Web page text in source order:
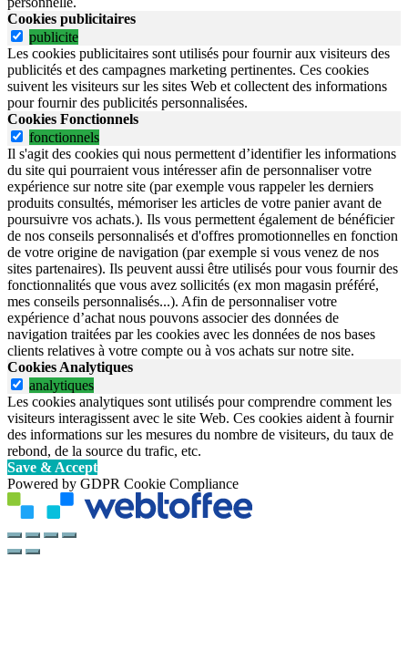
Cookies publicitaires
publicite
Les cookies publicitaires sont utilisés pour fournir aux visiteurs des
publicités et des campagnes marketing pertinentes. Ces cookies
suivent les visiteurs sur les sites Web et collectent des informations
pour fournir des publicités personnalisées.
Cookies Fonctionnels
fonctionnels
Il s'agit des cookies qui nous permettent d’identifier les informations
du site qui pourraient vous intéresser afin de personnaliser votre
expérience sur notre site (par exemple vous rappeler les derniers
produits consultés, mémoriser les articles de votre panier avant de
poursuivre vos achats.). Ils vous permettent également de bénéficier
de nos conseils personnalisés et d'offres promotionnelles en fonction
de votre origine de navigation (par exemple si vous venez de nos
sites partenaires). Ils peuvent aussi être utilisés pour vous fournir des
fonctionnalités que vous avez sollicités (ex mon magasin préféré,
mes conseils personnalisés...). Afin de personnaliser votre
expérience d’achat nous pouvons associer des données de
navigation traitées par les cookies avec les données de nos bases
clients relatives à votre compte ou à vos achats sur notre site.
Cookies Analytiques
analytiques
Les cookies analytiques sont utilisés pour comprendre comment les
visiteurs interagissent avec le site Web. Ces cookies aident à fournir
des informations sur les mesures du nombre de visiteurs, du taux de
rebond, de la source du trafic, etc.
Save & Accept
Powered by GDPR Cookie Compliance